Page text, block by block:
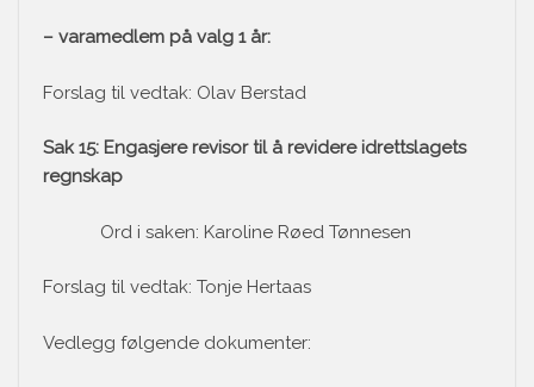
– varamedlem på valg 1 år:
Forslag til vedtak: Olav Berstad
Sak 15: Engasjere revisor til å revidere idrettslagets
regnskap
Ord i saken: Karoline Røed Tønnesen
Forslag til vedtak: Tonje Hertaas
Vedlegg følgende dokumenter: